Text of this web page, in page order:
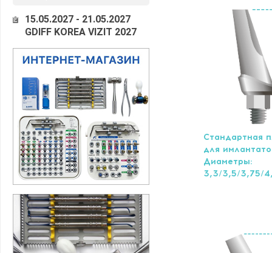
15.05.2027 - 21.05.2027
GDIFF KOREA VIZIT 2027
Стандартная
для
Диаметры:
3,3/3,5/3,75/